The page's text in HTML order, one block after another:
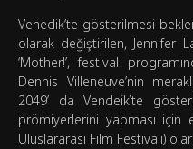
Venedik’te gösterilmesi
olarak değiştirilen, Jennifer
‘Mother!’, festival
Dennis Villeneuve’nin
2049’ da Vendeik’te
prömiyerlerini yapması için
Uluslararası Film Festivali)